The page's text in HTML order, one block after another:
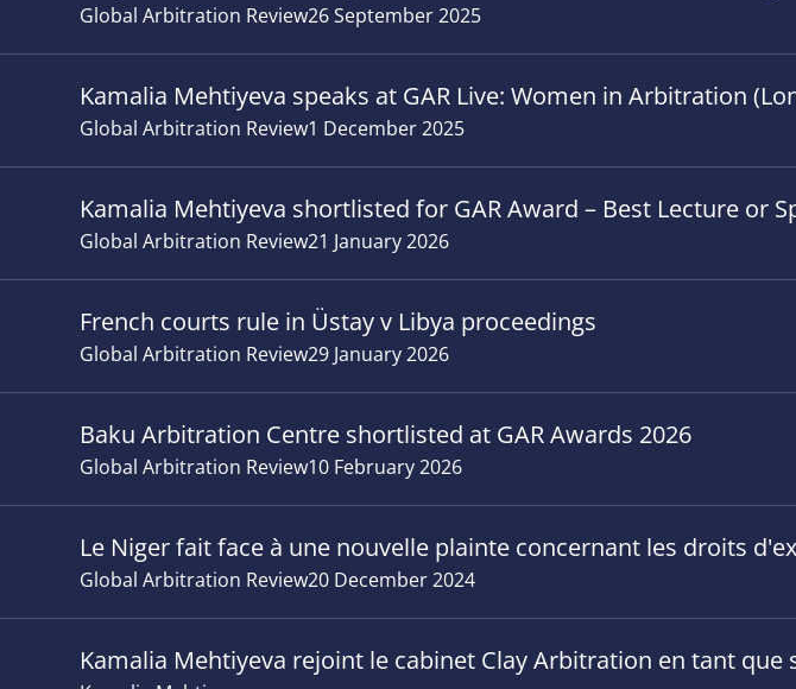
Global Arbitration Review26 September 2025
Kamalia Mehtiyeva speaks at GAR Live: Women in Arbitration
Global Arbitration Review1 December 2025
Kamalia Mehtiyeva shortlisted for GAR Award – Best Lecture or
Global Arbitration Review21 January 2026
French courts rule in Üstay v Libya proceedings
Global Arbitration Review29 January 2026
Baku Arbitration Centre shortlisted at GAR Awards 2026
Global Arbitration Review10 February 2026
Le Niger fait face à une nouvelle plainte concernant les droits
Global Arbitration Review20 December 2024
Kamalia Mehtiyeva rejoint le cabinet Clay Arbitration en tant que